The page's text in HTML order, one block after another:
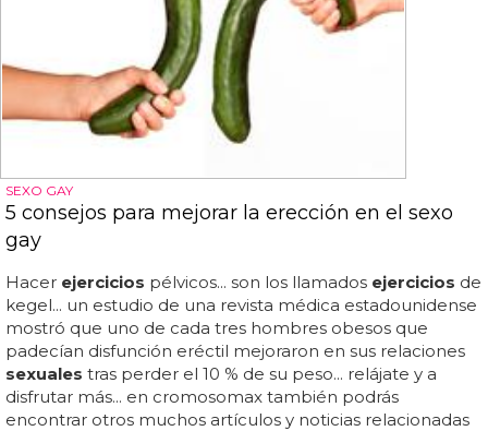
SEXO GAY
5 consejos para mejorar la erección en el sexo
gay
Hacer ejercicios pélvicos... son los llamados ejercicios de
kegel... un estudio de una revista médica estadounidense
mostró que uno de cada tres hombres obesos que
padecían disfunción eréctil mejoraron en sus relaciones
sexuales tras perder el 10 % de su peso... relájate y a
disfrutar más... en cromosomax también podrás
encontrar otros muchos artículos y noticias relacionadas